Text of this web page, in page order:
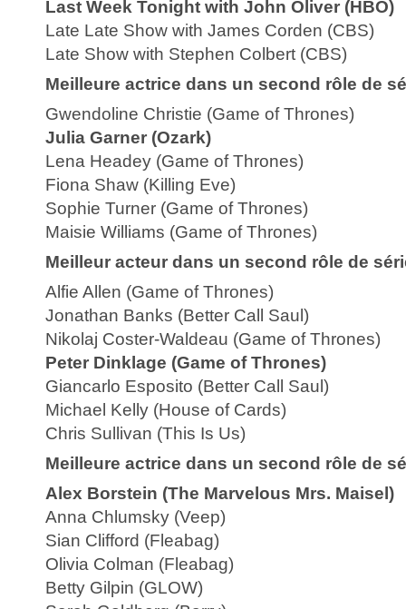
Last Week Tonight with John Oliver (HBO)
Late Late Show with James Corden (CBS)
Late Show with Stephen Colbert (CBS)
Meilleure actrice dans un second rôle de
Gwendoline Christie (Game of Thrones)
Julia Garner (Ozark)
Lena Headey (Game of Thrones)
Fiona Shaw (Killing Eve)
Sophie Turner (Game of Thrones)
Maisie Williams (Game of Thrones)
Meilleur acteur dans un second rôle de
Alfie Allen (Game of Thrones)
Jonathan Banks (Better Call Saul)
Nikolaj Coster-Waldeau (Game of Thrones)
Peter Dinklage (Game of Thrones)
Giancarlo Esposito (Better Call Saul)
Michael Kelly (House of Cards)
Chris Sullivan (This Is Us)
Meilleure actrice dans un second rôle de
Alex Borstein (The Marvelous Mrs. Maisel)
Anna Chlumsky (Veep)
Sian Clifford (Fleabag)
Olivia Colman (Fleabag)
Betty Gilpin (GLOW)